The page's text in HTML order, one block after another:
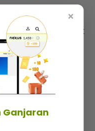
di India,
untuk
×
Ganjaran